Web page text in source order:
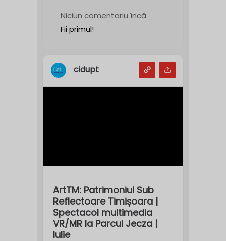
Niciun comentariu încă.
Fii primul!
cidupt
ArtTM: Patrimoniul Sub
Reflectoare Timișoara |
Spectacol multimedia
VR/MR la Parcul Jecza |
Iulie